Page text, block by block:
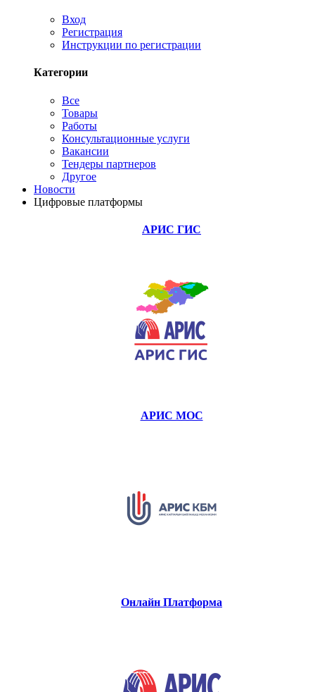
Вход
Регистрация
Инструкции по регистрации
Категории
Все
Товары
Работы
Консультационные услуги
Вакансии
Тендеры партнеров
Другое
Новости
Цифровые платформы
АРИС ГИС
АРИС МОС
Онлайн Платформа